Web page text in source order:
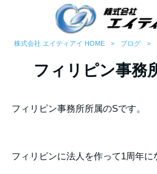
株式会社 エイティアイ HOME > ブログ >
フィリピン事務
フィリピン事務所所属のSです。
フィリピンに法人を作って1周年に